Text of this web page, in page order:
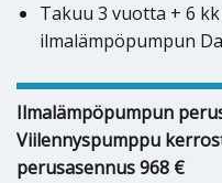
Takuu 3 vuotta + 6
ilmalämpöpumpun
Ilmalämpöpumpun
Viilennyspumppu
perusasennus 968 €